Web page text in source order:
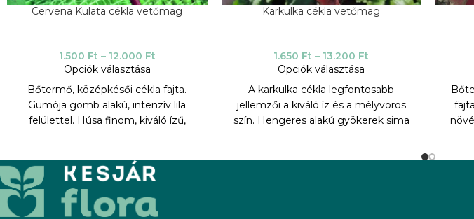
Cervena Kulata cékla vetőmag
1.500 Ft – 12.000 Ft
Opciók választása
Bőtermő, középkésői cékla fajta.
Gumója gömb alakú, intenzív lila
felülettel. Húsa finom, kiváló ízű,
felhasználható friss piaci értékesítésre
és ipari feldolgozásra egyaránt.
Betegségekkel szemben ellenálló.
TERMESZTÉSI PARAMÉTEREK:
Karkulka cékla vetőmag
1.650 Ft – 13.200 Ft
Opciók választása
A karkulka cékla legfontosabb
jellemzői a kiváló íz és a mélyvörös
szín. Hengeres alakú gyökerek sima